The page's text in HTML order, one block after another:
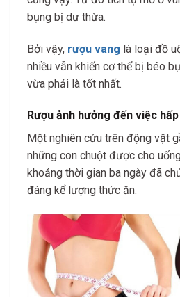
bụng bị dư thừa.
Bởi vậy, rượu vang là loại đồ
nhiều vẫn khiến cơ thể bị béo
vừa phải là tốt nhất.
Rượu ảnh hưởng đến việc
Một nghiên cứu trên động vật
những con chuột được cho
khoảng thời gian ba ngày đã
đáng kể lượng thức ăn.